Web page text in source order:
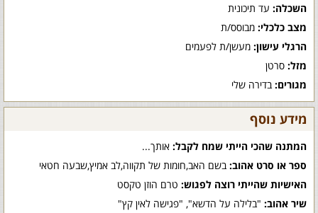
השכלה: עד תיכונית
מצב כלכלי: מבוסס/ת
הרגלי עישון: מעשן/ת לפעמים
מזל: סרטן
מגורים: בדירה שלי
מידע נוסף
המתנה שהכי הייתי שמח לקבל: אותך...
ספר או סרט אהוב: בשם האב,חומות של תקווה,לב אמיץ,שבעה חטאי
האישיות שהייתי רוצה לפגוש: טרם הוזן טקסט
שיר אהוב: "בלילה על הדשא", "פגישה לאין קץ"